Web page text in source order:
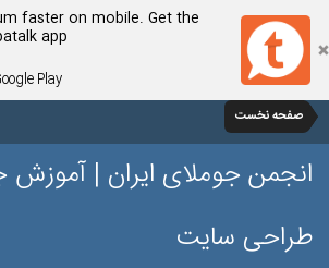
faster on mobile. Get the
app?
Play
صفحه نخست
انجمن جوملای ایران | آموزش
طراحی سایت